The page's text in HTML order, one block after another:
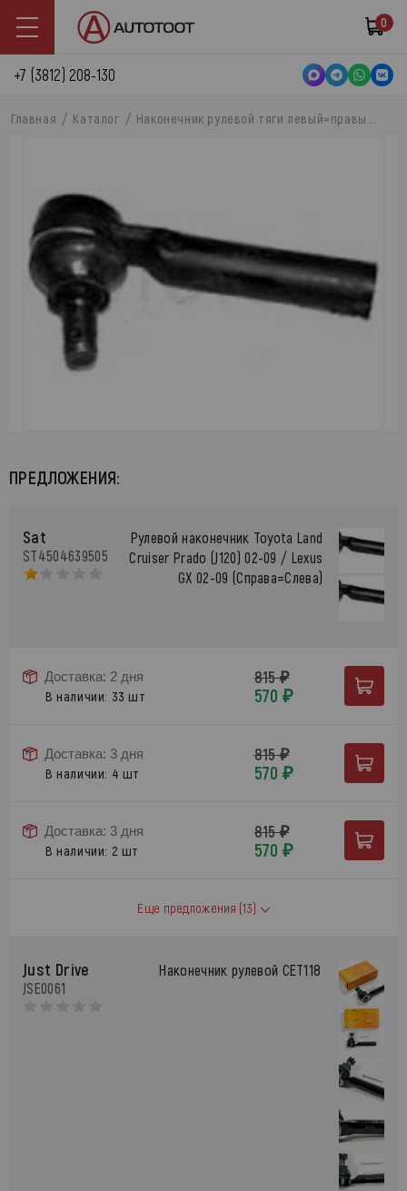
0
+7 (3812) 208-130
Главная Каталог Наконечник рулевой тяги левый=правы...
ПРЕДЛОЖЕНИЯ:
Sat
ST4504639505
Рулевой наконечник Toyota Land
Cruiser Prado (J120) 02-09 / Lexus
GX 02-09 (Справа=Слева)
Доставка: 2 дня
В наличии: 33 шт
815 ₽
570 ₽
Доставка: 3 дня
В наличии: 4 шт
815 ₽
570 ₽
Доставка: 3 дня
В наличии: 2 шт
815 ₽
570 ₽
Еще предложения (13)
Just Drive
JSE0061
Наконечник рулевой CET118